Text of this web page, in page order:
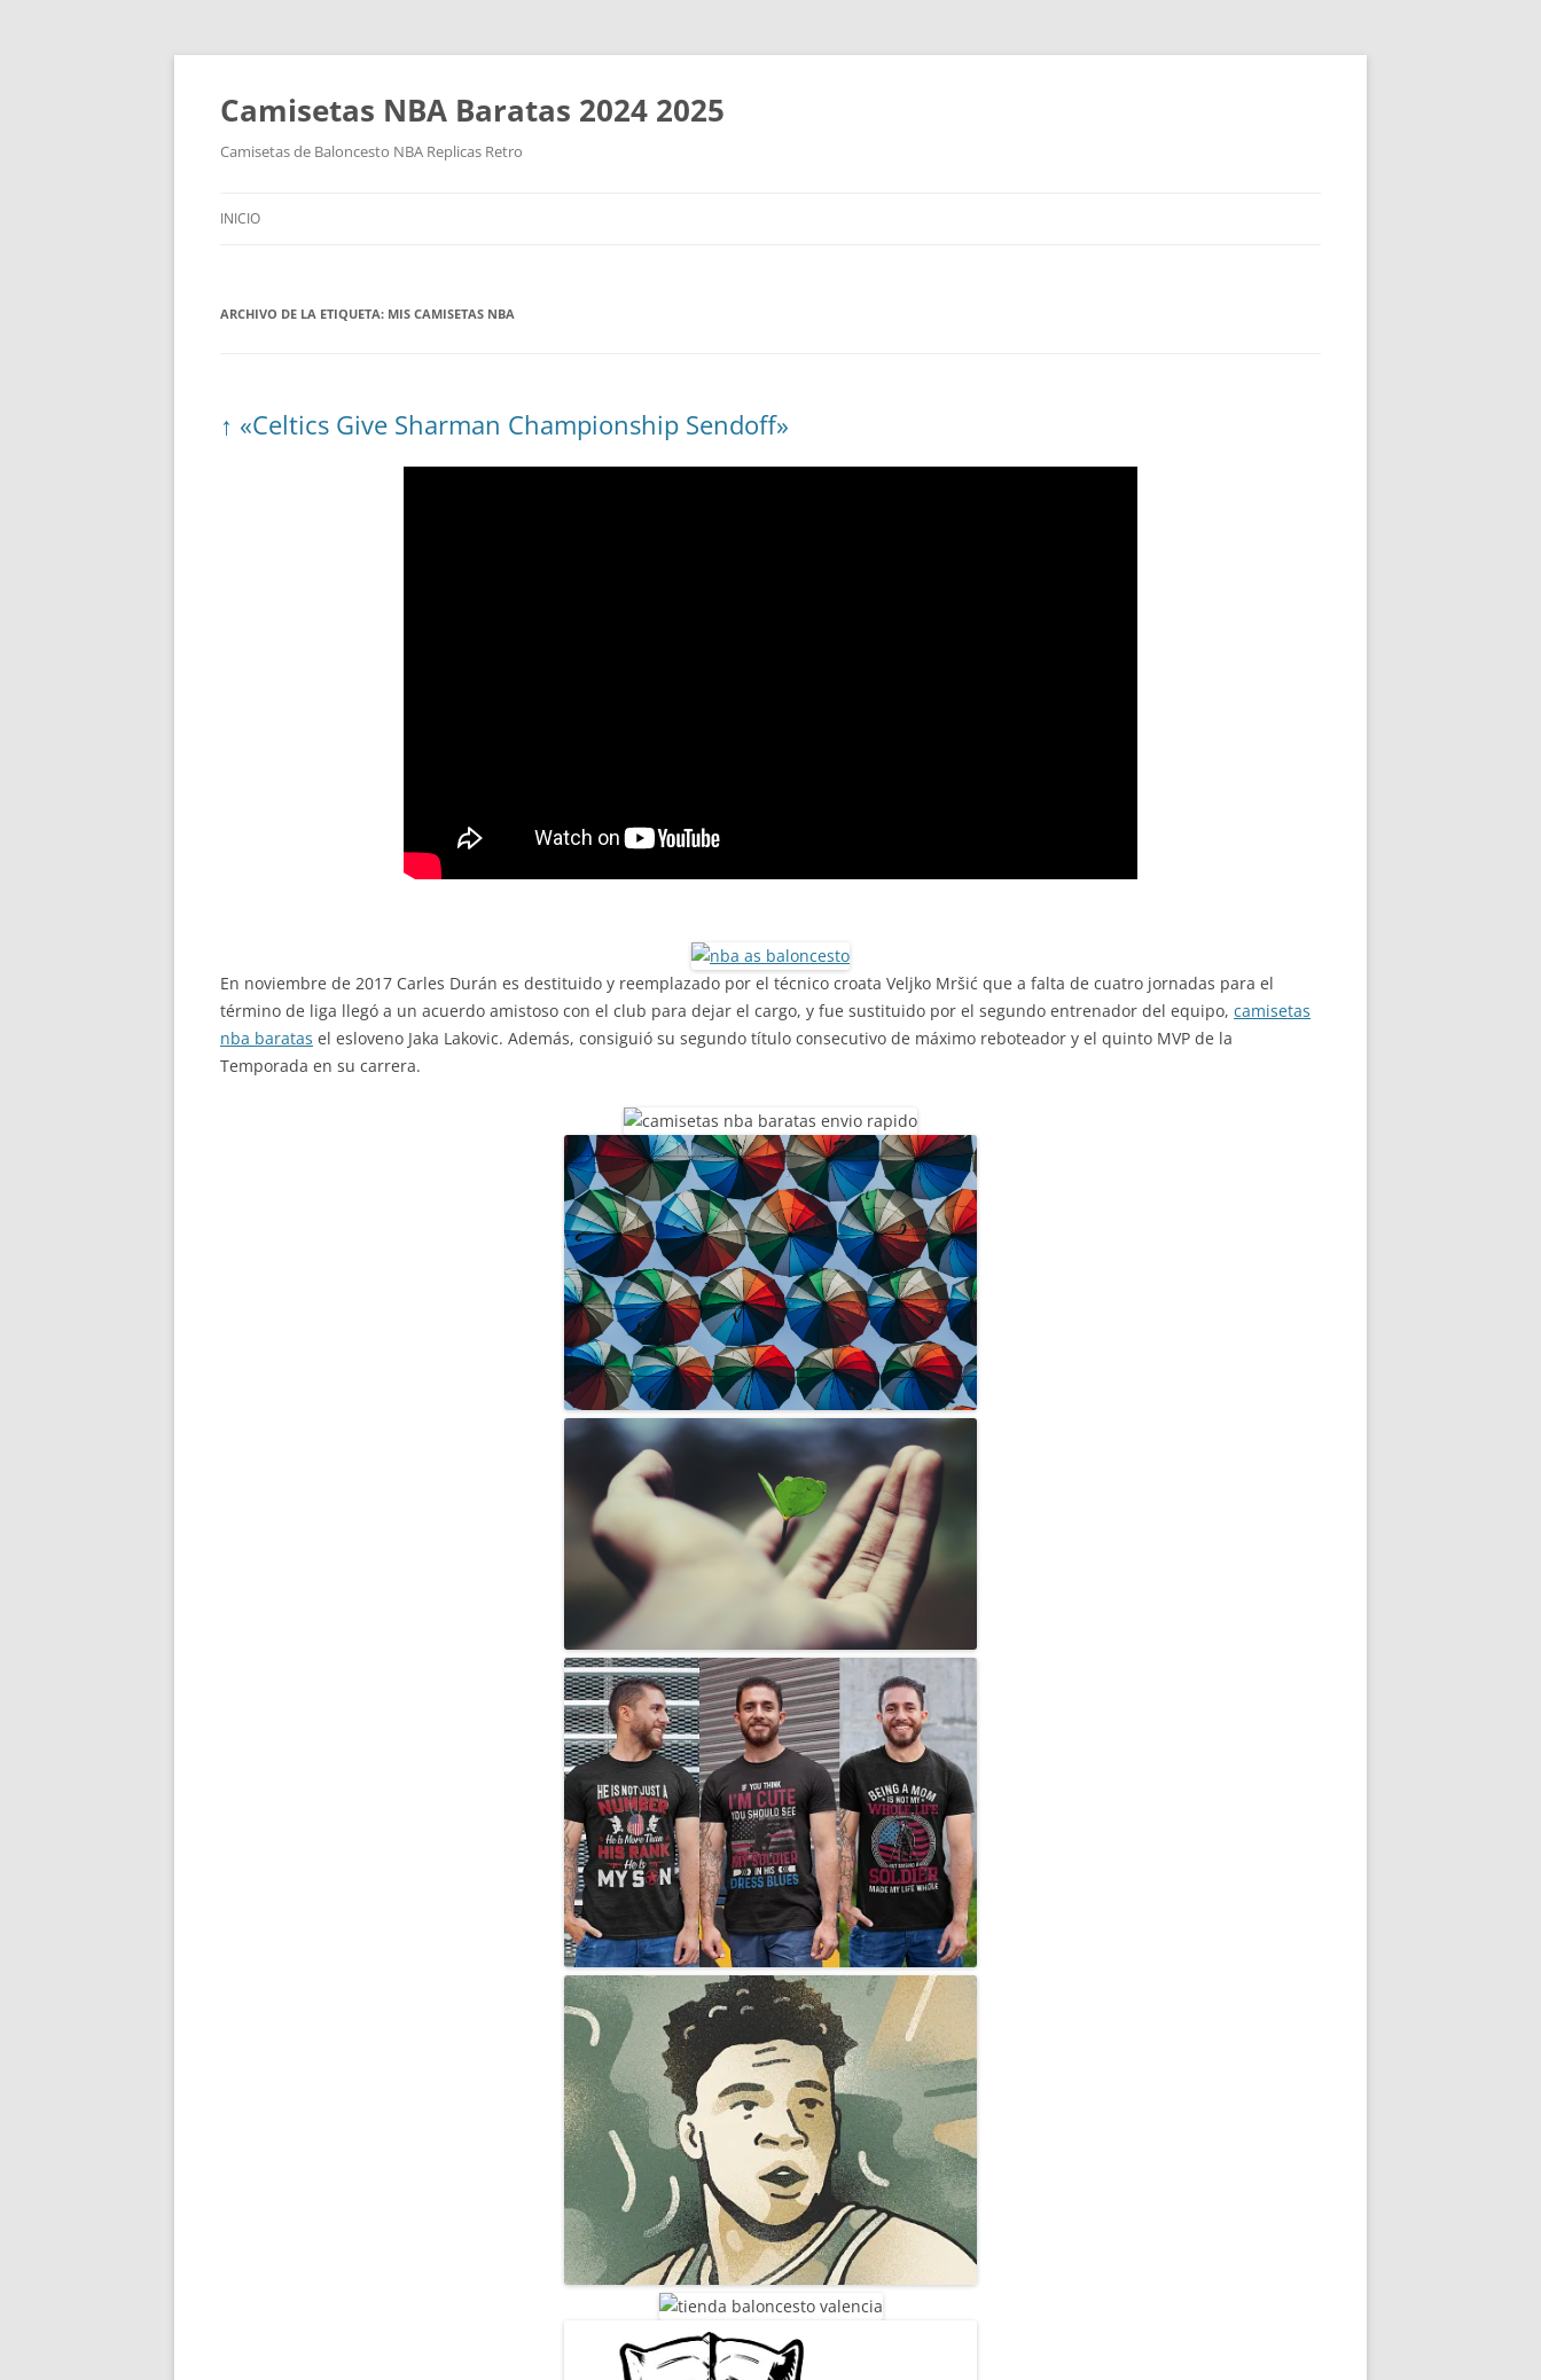
Camisetas NBA Baratas 2024 2025
Camisetas de Baloncesto NBA Replicas Retro
INICIO
ARCHIVO DE LA ETIQUETA: MIS CAMISETAS NBA
↑ «Celtics Give Sharman Championship Sendoff»
En noviembre de 2017 Carles Durán es destituido y reemplazado por el técnico croata Veljko Mršić que a falta de cuatro jornadas para el
término de liga llegó a un acuerdo amistoso con el club para dejar el cargo, y fue sustituido por el segundo entrenador del equipo, camisetas
nba baratas el esloveno Jaka Lakovic. Además, consiguió su segundo título consecutivo de máximo reboteador y el quinto MVP de la
Temporada en su carrera.